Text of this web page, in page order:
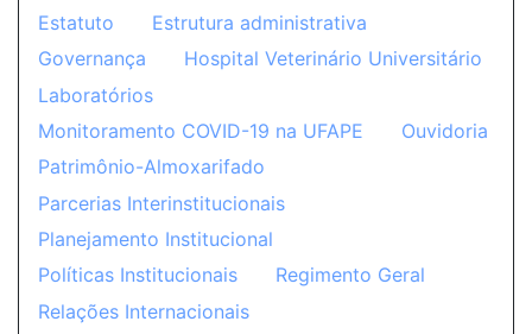
Estatuto
Estrutura administrativa
Governança
Hospital Veterinário Universitário
Laboratórios
Monitoramento COVID-19 na UFAPE
Ouvidoria
Patrimônio-Almoxarifado
Parcerias Interinstitucionais
Planejamento Institucional
Políticas Institucionais
Regimento Geral
Relações Internacionais